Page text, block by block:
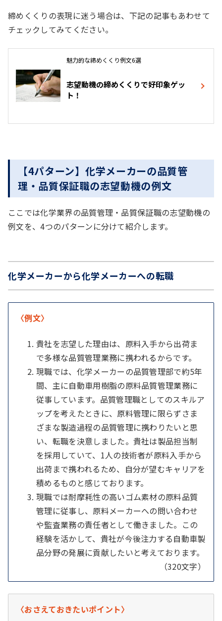
締めくくりの表現に迷う場合は、下記の記事もあわせて
チェックしてみてください。
魅力的な締めくくり例文6選
志望動機の締めくくりで好印象ゲッ
ト！
【4パターン】化学メーカーの品質管
理・品質保証職の志望動機の例文
ここでは化学業界の品質管理・品質保証職の志望動機の
例文を、4つのパターンに分けて紹介します。
化学メーカーから化学メーカーへの転職
〈例文〉
貴社を志望した理由は、原料入手から出荷ま
で多様な品質管理業務に携われるからです。
現職では、化学メーカーの品質管理部で約5年
間、主に自動車用樹脂の原料品質管理業務に
従事しています。品質管理職としてのスキルア
ップを考えたときに、原料管理に限らずさま
ざまな製造過程の品質管理に携わりたいと思
い、転職を決意しました。貴社は製品担当制
を採用していて、1人の技術者が原料入手から
出荷まで携われるため、自分が望むキャリアを
積めるものと感じております。
現職では耐摩耗性の高いゴム素材の原料品質
管理に従事し、原料メーカーへの問い合わせ
や監査業務の責任者として働きました。この
経験を活かして、貴社が今後注力する自動車製
品分野の発展に貢献したいと考えております。
（320文字）
〈おさえておきたいポイント〉